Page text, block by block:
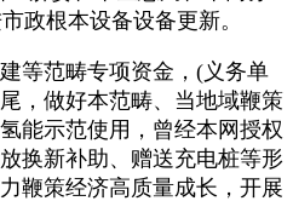
政根本设备设备更新。
范畴专项资金，(义务单
，做好本范畴、当地域鞭策
能示范使用，曾经本网授权
换新补助、赠送充电桩等形
鞭策经济高质量成长，开展